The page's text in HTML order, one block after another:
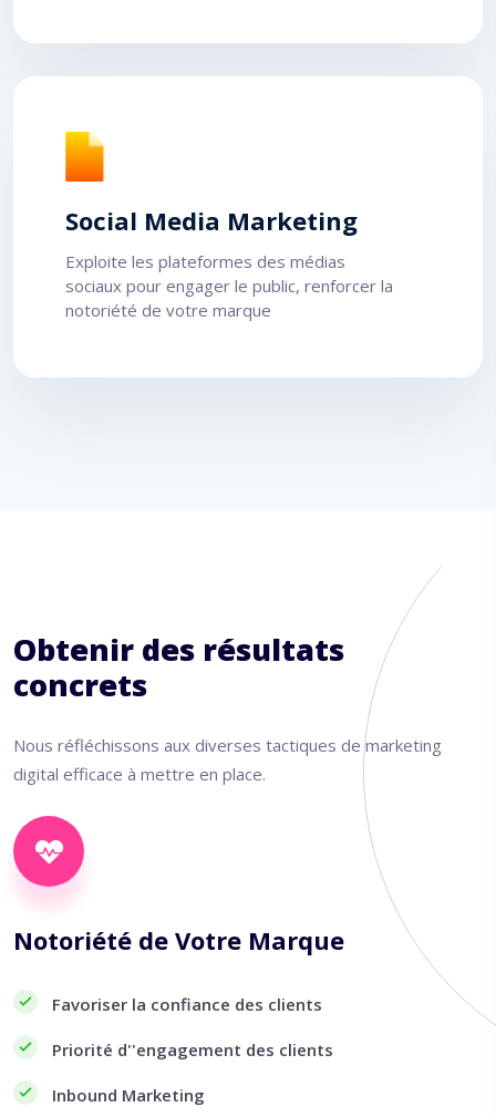
Social Media Marketing
Exploite les plateformes des médias
sociaux pour engager le public, renforcer la
notoriété de votre marque
Obtenir des résultats
concrets
Nous réfléchissons aux diverses tactiques de marketing
digital efficace à mettre en place.
Notoriété de Votre Marque
Favoriser la confiance des clients
Priorité d''engagement des clients
Inbound Marketing